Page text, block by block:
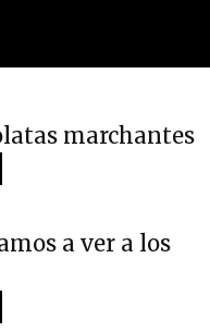
marchantes
a ver a los